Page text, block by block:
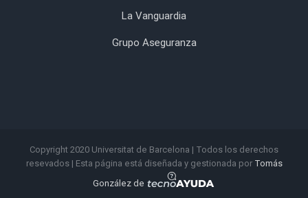
La Vanguardia
Grupo Aseguranza
Copyright 2020 Universitat de Barcelona | Todos los derechos
resevados | Esta página está diseñada y gestionada por Tomás
González de